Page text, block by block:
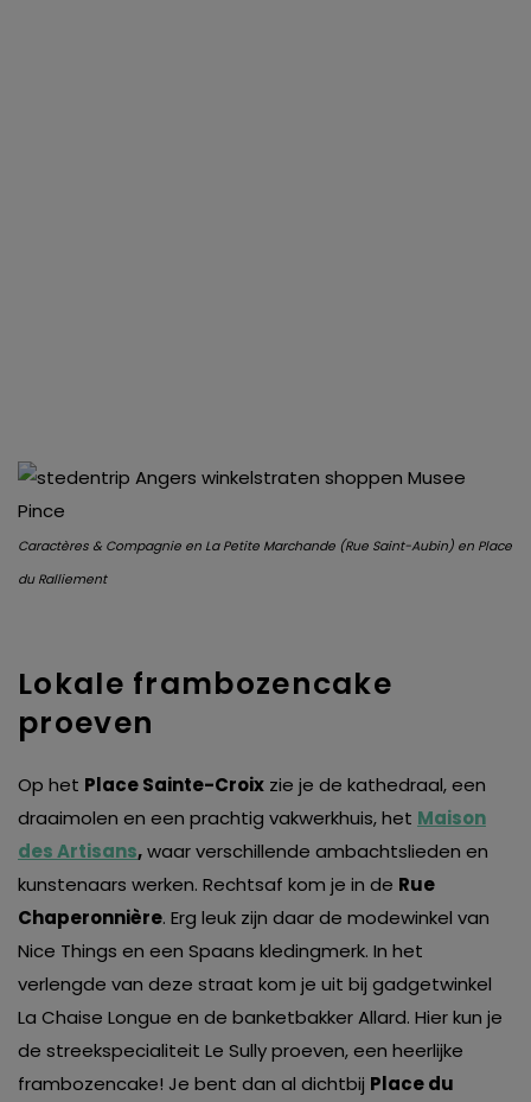
Caractères & Compagnie en La Petite Marchande (Rue Saint-Aubin) en Place
du Ralliement
Lokale frambozencake
proeven
Op het Place Sainte-Croix zie je de kathedraal, een
draaimolen en een prachtig vakwerkhuis, het Maison
des Artisans,waar verschillende ambachtslieden en
kunstenaars werken. Rechtsaf kom je in de Rue
Chaperonnière. Erg leuk zijn daar de modewinkel van
Nice Things en een Spaans kledingmerk. In het
verlengde van deze straat kom je uit bij gadgetwinkel
La Chaise Longue en de banketbakker Allard. Hier kun je
de streekspecialiteit Le Sully proeven, een heerlijke
frambozencake! Je bent dan al dichtbij Place du